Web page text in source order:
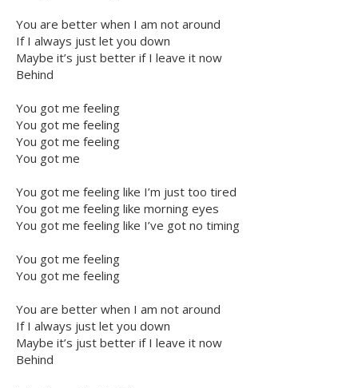
You are better when I am not around
If I always just let you down
Maybe it’s just better if I leave it now
Behind
You got me feeling
You got me feeling
You got me feeling
You got me
You got me feeling like I’m just too tired
You got me feeling like morning eyes
You got me feeling like I’ve got no timing
You got me feeling
You got me feeling
You are better when I am not around
If I always just let you down
Maybe it’s just better if I leave it now
Behind